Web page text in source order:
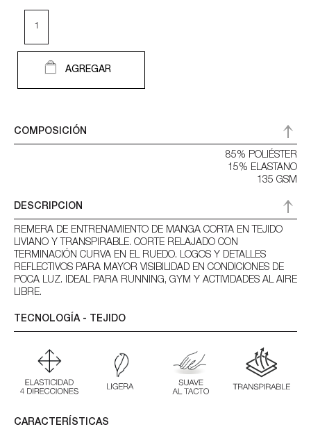
AGREGAR
COMPOSICIÓN
85% POLIÉSTER
15% ELASTANO
135 GSM
DESCRIPCION
REMERA DE ENTRENAMIENTO DE MANGA CORTA EN TEJIDO
LIVIANO Y TRANSPIRABLE. CORTE RELAJADO CON
TERMINACIÓN CURVA EN EL RUEDO. LOGOS Y DETALLES
REFLECTIVOS PARA MAYOR VISIBILIDAD EN CONDICIONES DE
POCA LUZ. IDEAL PARA RUNNING, GYM Y ACTIVIDADES AL AIRE
LIBRE.
TECNOLOGÍA - TEJIDO
CARACTERÍSTICAS